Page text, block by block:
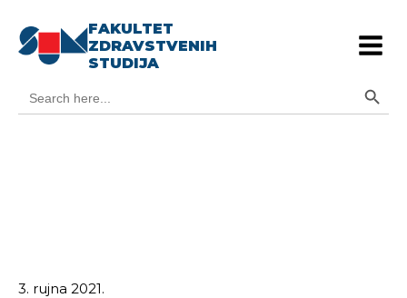
FAKULTET
ZDRAVSTVENIH
STUDIJA
for:
3. rujna 2021.